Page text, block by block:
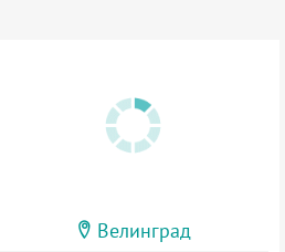
Велинград